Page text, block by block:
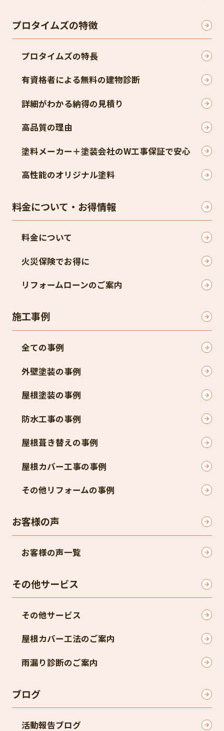
プロタイムズの特徴
プロタイムズの特長
有資格者による無料の建物診断
詳細がわかる納得の見積り
高品質の理由
塗料メーカー＋塗装会社のW工事保証で安心
高性能のオリジナル塗料
料金について・お得情報
料金について
火災保険でお得に
リフォームローンのご案内
施工事例
全ての事例
外壁塗装の事例
屋根塗装の事例
防水工事の事例
屋根葺き替えの事例
屋根カバー工事の事例
その他リフォームの事例
お客様の声
お客様の声一覧
その他サービス
その他サービス
屋根カバー工法のご案内
雨漏り診断のご案内
ブログ
活動報告ブログ